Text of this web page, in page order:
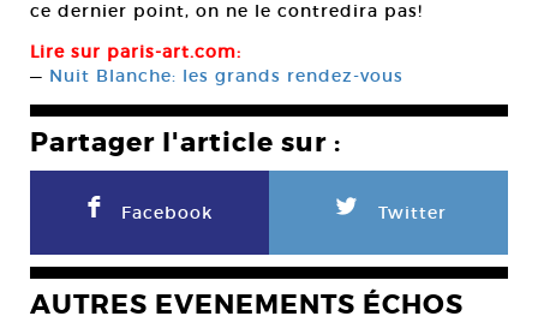
ce dernier point, on ne le contredira pas!
Lire sur paris-art.com:
— Nuit Blanche: les grands rendez-vous
Partager l'article sur :
F Facebook L Twitter
AUTRES EVENEMENTS ÉCHOS